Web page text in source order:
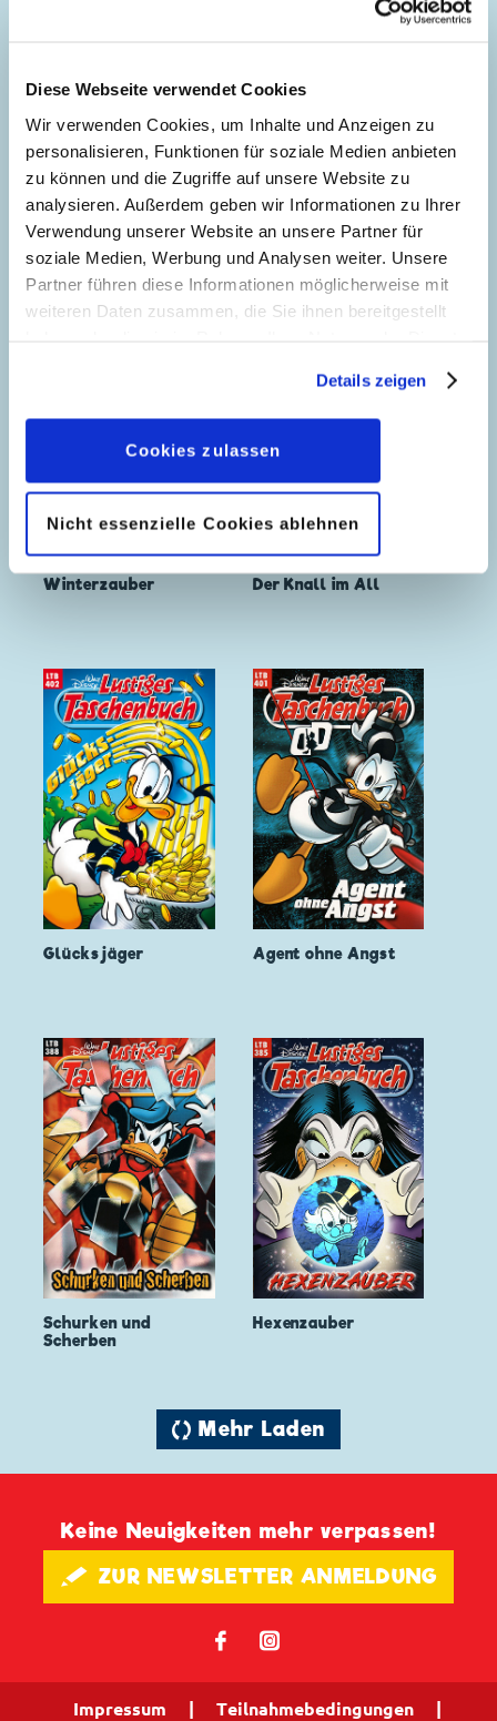
Diese Webseite verwendet Cookies
Wir verwenden Cookies, um Inhalte und Anzeigen zu
personalisieren, Funktionen für soziale Medien anbieten
zu können und die Zugriffe auf unsere Website zu
analysieren. Außerdem geben wir Informationen zu Ihrer
Verwendung unserer Website an unsere Partner für
soziale Medien, Werbung und Analysen weiter. Unsere
Partner führen diese Informationen möglicherweise mit
weiteren Daten zusammen, die Sie ihnen bereitgestellt
geben, können Sie diese jederzeit in der
Datenschutzerklärungwieder widerrufen.
Details zeigen
Cookies zulassen
Nicht essenzielle Cookies ablehnen
Winterzauber Der Knall im All
Glücksjäger Agent ohne Angst
Schurken und
Scherben
Hexenzauber
🔄 Mehr Laden
Keine Neuigkeiten mehr verpassen!
🖋 ZUR NEWSLETTER ANMELDUNG
𝖿 📷
Impressum Teilnahmebedingungen